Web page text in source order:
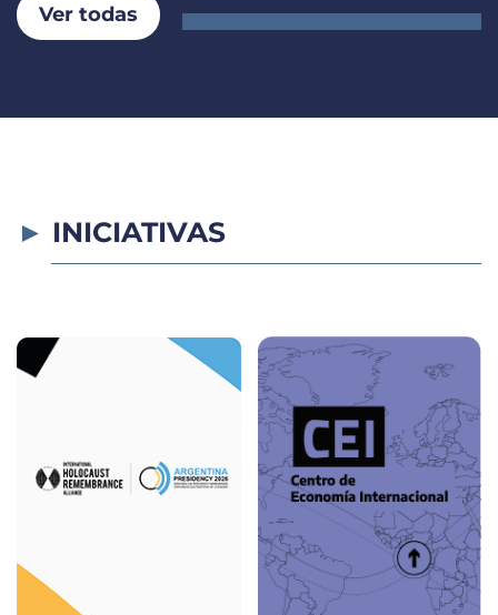
Ver todas
INICIATIVAS